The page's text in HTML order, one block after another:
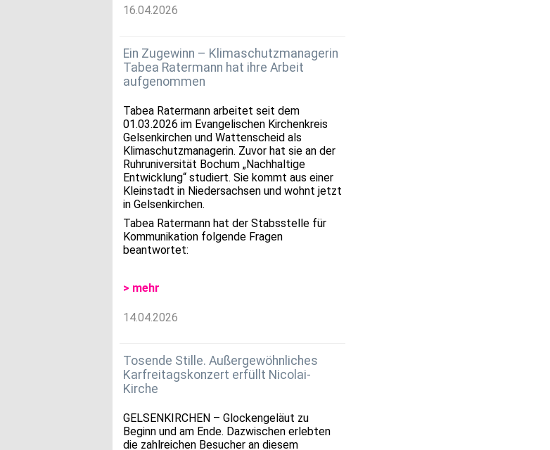
16.04.2026
Ein Zugewinn – Klimaschutzmanagerin
Tabea Ratermann hat ihre Arbeit
aufgenommen
Tabea Ratermann arbeitet seit dem
01.03.2026 im Evangelischen Kirchenkreis
Gelsenkirchen und Wattenscheid als
Klimaschutzmanagerin. Zuvor hat sie an der
Ruhruniversität Bochum „Nachhaltige
Entwicklung“ studiert. Sie kommt aus einer
Kleinstadt in Niedersachsen und wohnt jetzt
in Gelsenkirchen.
Tabea Ratermann hat der Stabsstelle für
Kommunikation folgende Fragen
beantwortet:
> mehr
14.04.2026
Tosende Stille. Außergewöhnliches
Karfreitagskonzert erfüllt Nicolai-
Kirche
GELSENKIRCHEN – Glockengeläut zu
Beginn und am Ende. Dazwischen erlebten
die zahlreichen Besucher an diesem